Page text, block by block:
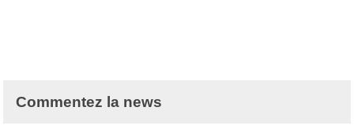
Commentez la news